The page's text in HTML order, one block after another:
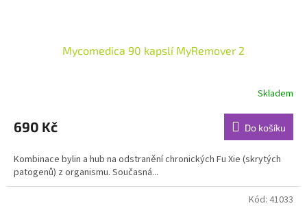
Mycomedica 90 kapslí MyRemover 2
produktu
je
z
5
hvězdiček.
Skladem
690 Kč Do košíku
Kombinace bylin a hub na odstranění chronických Fu Xie (skrytých
patogenů) z organismu. Současná...
Kód: 41033